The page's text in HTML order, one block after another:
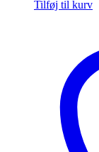
Tilføj til kurv